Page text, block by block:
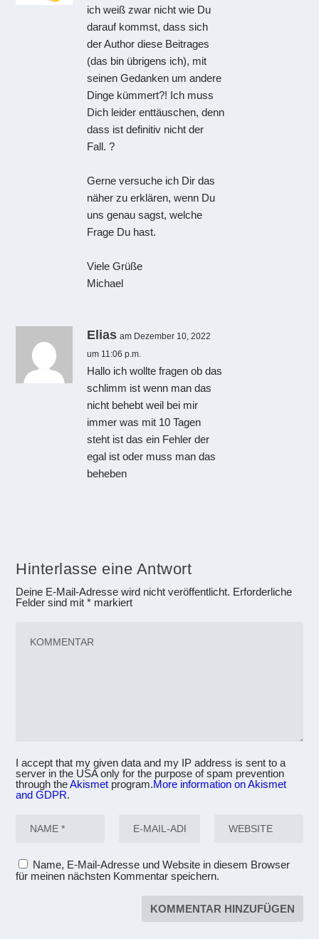
ich weiß zwar nicht wie Du
darauf kommst, dass sich
der Author diese Beitrages
(das bin übrigens ich), mit
seinen Gedanken um andere
Dinge kümmert?! Ich muss
Dich leider enttäuschen, denn
dass ist definitiv nicht der
Fall. ?
Gerne versuche ich Dir das
näher zu erklären, wenn Du
uns genau sagst, welche
Frage Du hast.
Viele Grüße
Michael
Elias am Dezember 10, 2022
um 11:06 p.m.
Hallo ich wollte fragen ob das
schlimm ist wenn man das
nicht behebt weil bei mir
immer was mit 10 Tagen
steht ist das ein Fehler der
egal ist oder muss man das
beheben
Hinterlasse eine Antwort
Deine E-Mail-Adresse wird nicht veröffentlicht. Erforderliche
Felder sind mit* markiert
I accept that my given data and my IP address is sent to a
server in the USA only for the purpose of spam prevention
through theAkismet program.More information on Akismet
and GDPR.
Name, E-Mail-Adresse und Website in diesem Browser
für meinen nächsten Kommentar speichern.